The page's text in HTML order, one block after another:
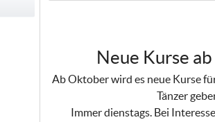
Neue Kurse
Ab Oktober wird es neue Kurse
Tänzer
Immer dienstags. Bei